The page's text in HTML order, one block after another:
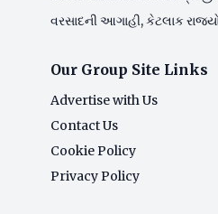
વરસાદની આગાહી, કેટલાક
Our Group Site Links
Advertise with Us
Contact Us
Cookie Policy
Privacy Policy